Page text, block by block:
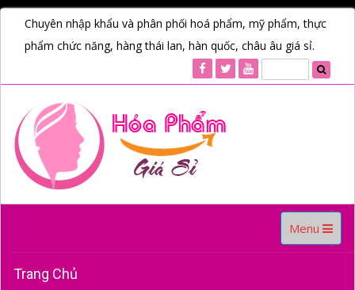
Chuyên nhập khẩu và phân phối hoá phẩm, mỹ phẩm, thực
phẩm chức năng, hàng thái lan, hàn quốc, châu âu giá sỉ.
Toggle
navigation
Menu
Trang Chủ